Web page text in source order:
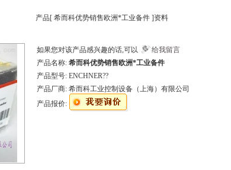
产品[希而科优势销售欧洲*工业备件]资料
如果您对该产品感兴趣的话,可以
给我留言
产品名称: 希而科优势销售欧洲*工业备件
产品型号: ENCHNER??
产品厂商: 希而科工业控制设备（上海）有限公司
产品报价: